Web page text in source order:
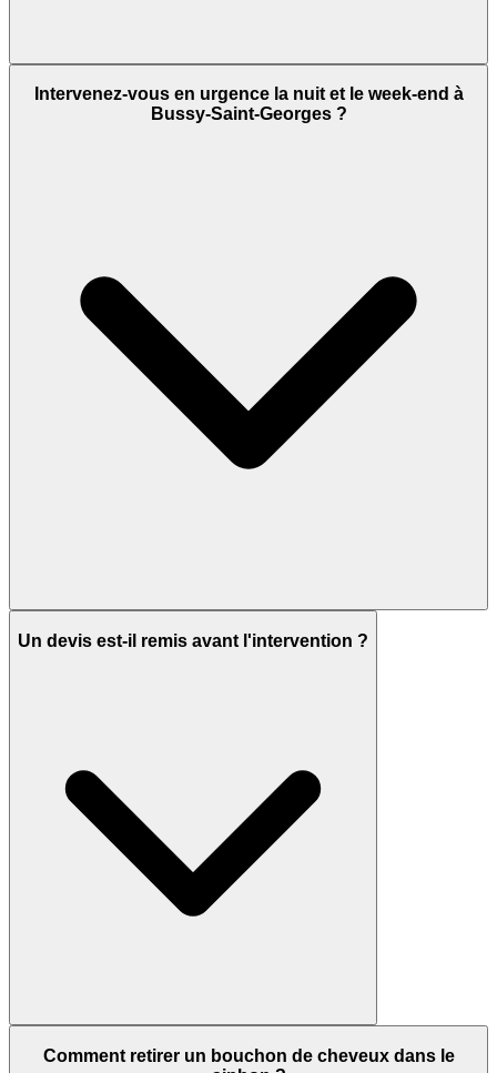
Intervenez-vous en urgence la nuit et le week-end à
Bussy-Saint-Georges ?
Un devis est-il remis avant l'intervention ?
Comment retirer un bouchon de cheveux dans le